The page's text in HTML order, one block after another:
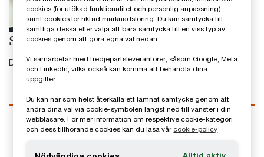
Simon Björkheim
Director, CIT Specialist PE Portfolio Tax, PwC Sverige
Kontaktuppgifter
Tel0768-52 29 73
Email
cookies (för utökad funktionalitet och personlig anpassning)
samt cookies för riktad marknadsföring. Du kan samtycka till
samtliga dessa eller välja att bara samtycka till en viss typ av
cookies genom att göra egna val nedan.
Vi samarbetar med tredjepartsleverantörer, såsom Google, Meta
och LinkedIn, vilka också kan komma att behandla dina
uppgifter.
Du kan när som helst återkalla ett lämnat samtycke genom att
ändra dina val via cookie-symbolen längst ned till vänster i din
webbläsare. För mer information om respektive cookie-kategori
och dess tillhörande cookies kan du läsa vår cookie-policy